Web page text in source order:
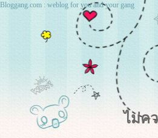
Bloggang.com : weblog for you and your gang
ไม่ค